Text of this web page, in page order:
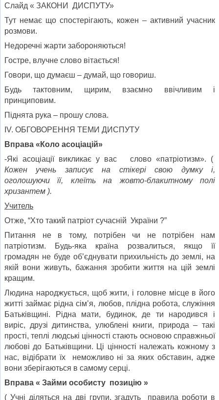
Слайд « ЗАКОНИ ДИСПУТУ»
Тут немає що спостерігають, кожен – активний учасник
розмови.
Недоречні жарти забороняються!
Гостре, влучне слово вітається!
Говори, що думаєш – думай, що говориш.
Будь тактовним, щирим, взаємно ввічливим і
принциповим.
Піднята рука – прошу слова.
ІV. ОБГОВОРЕННЯ ТЕМИ ДИСПУТУ
Вправа «Коло асоціацій»
-Які асоціації викликає у вас слово «патріотизм». (
Кожен учень записує на стікері свою думку і,
оголошуючи її, клеїть на
жовто-блакитному полі
хризантем ).
Учитель
Отже, “Хто такий патріот сучасній України ?”
Питання не в тому, потрібен чи не потрібен нам
патріотизм. Будь-яка країна розвалиться, якщо її
громадян не буде об’єднувати прихильність до землі, на
якій вони живуть, бажання зробити життя на цій землі
кращим.
Людина народжується, щоб жити, і головне місце в його
житті займає рідна сім’я, любов, плідна робота, служіння
Батьківщині. Рідна мати, будинок, де ти народився і
виріс, друзі дитинства, улюблені книги, природа – такі
прості, теплі людські цінності стають основою справжньої
любові до Батьківщини. Ці цінності належать кожному з
нас, відібрати їх неможливо ні за яких обставин, адже
вони зберігаються в самому серці.
Вправа « Займи особисту позицію »
( Учні діляться на дві групи, згадуть правила роботи в